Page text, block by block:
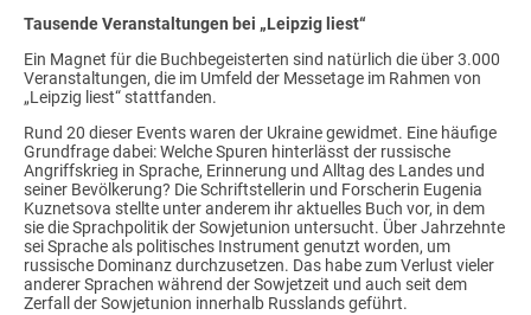
Tausende Veranstaltungen bei „Leipzig liest“
Ein Magnet für die Buchbegeisterten sind natürlich die über 3.000
Veranstaltungen, die im Umfeld der Messetage im Rahmen von
„Leipzig liest“ stattfanden.
Rund 20 dieser Events waren der Ukraine gewidmet. Eine häufige
Grundfrage dabei: Welche Spuren hinterlässt der russische
Angriffskrieg in Sprache, Erinnerung und Alltag des Landes und
seiner Bevölkerung? Die Schriftstellerin und Forscherin Eugenia
Kuznetsova stellte unter anderem ihr aktuelles Buch vor, in dem
sie die Sprachpolitik der Sowjetunion untersucht. Über Jahrzehnte
sei Sprache als politisches Instrument genutzt worden, um
russische Dominanz durchzusetzen. Das habe zum Verlust vieler
anderer Sprachen während der Sowjetzeit und auch seit dem
Zerfall der Sowjetunion innerhalb Russlands geführt.